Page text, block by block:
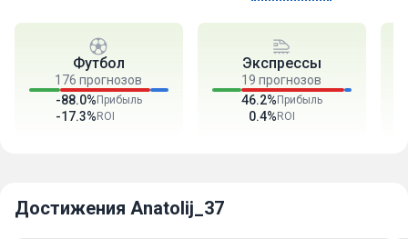
Футбол
176 прогнозов
-88.0%
-17.3%
Прибыль
ROI
Экспрессы
19 прогнозов
46.2%
0.4%
Прибыль
ROI
Достижения Anatolij_37